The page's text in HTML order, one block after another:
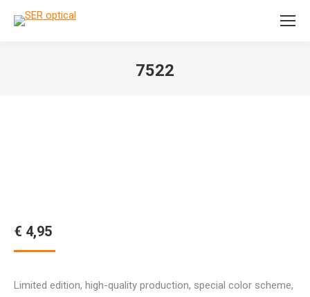
Search:
7522
€ 4,95
Limited edition, high-quality production, special color scheme,